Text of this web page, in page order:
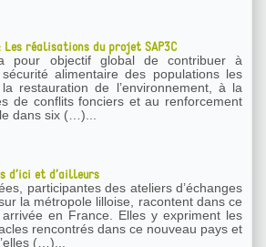
Les réalisations du projet SAP3C
pour objectif global de contribuer à
alimentaire des populations les
restauration de l’environnement, à la
de conflits fonciers et au renforcement
dans six (…)...
d’ici et d’ailleurs
participantes des ateliers d’échanges
la métropole lilloise, racontent dans ce
en France. Elles y expriment les
rencontrés dans ce nouveau pays et
(…)...